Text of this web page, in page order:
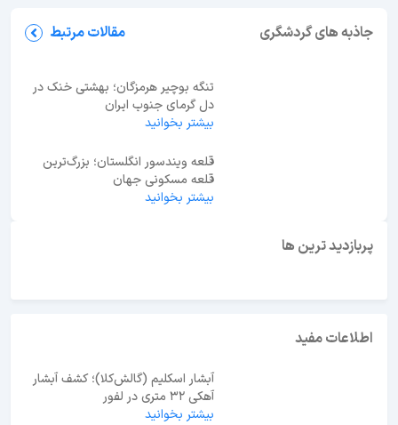
جاذبه های گردشگری مقالات مرتبط
مشهد در شب
تنگه بوچیر هرمزگان؛ بهشتی خنک در
دل گرمای جنوب ایران
بیشتر بخوانید
قلعه ویندسور انگلستان؛ بزرگ‌ترین
قلعه مسکونی جهان
بیشتر بخوانید
پربازدید ترین ها
امارات
اطلاعات مفید
آبشار اسکلیم (گالش‌کلا)؛ کشف آبشار
آهکی ۳۲ متری در لفور
بیشتر بخوانید